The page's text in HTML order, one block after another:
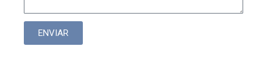
ENVIAR